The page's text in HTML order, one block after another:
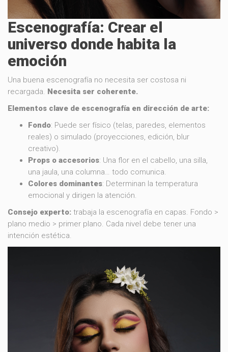
Escenografía: Crear el
universo donde habita la
emoción
Una buena escenografía no necesita ser costosa ni
recargada. Necesita ser coherente.
Elementos clave de escenografía en dirección de arte:
Fondo: Puede ser físico (telas, paredes, elementos
reales) o simulado (proyecciones, edición, blur
creativo).
Props o accesorios: Una flor en el cabello, una silla,
una jaula, una columna… todo comunica.
Colores dominantes: Determinan la temperatura
emocional y dirigen la atención.
Consejo experto: trabaja la escenografía en capas. Fondo >
plano medio > primer plano. Cada nivel debe tener una
intención estética.